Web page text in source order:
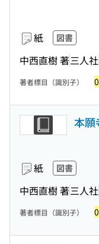
紙 図書
中西直樹 著三人社
著者標目（識別子）
本願
紙 図書
中西直樹 著三人社
著者標目（識別子）